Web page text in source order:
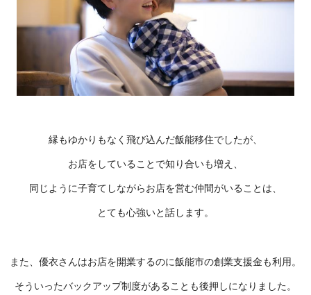
縁もゆかりもなく飛び込んだ飯能移住でしたが、
お店をしていることで知り合いも増え、
同じように子育てしながらお店を営む仲間がいることは、
とても心強いと話します。
また、優衣さんはお店を開業するのに飯能市の創業支援金も利用。
そういったバックアップ制度があることも後押しになりました。